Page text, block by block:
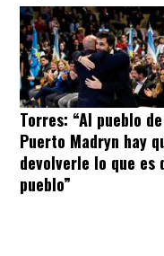
Torres: “Al pueblo de
Puerto Madryn hay
devolverle lo que es
pueblo”